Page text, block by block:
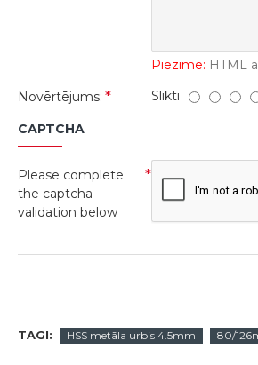
Piezīme: HTML
Novērtējums:
Slikti
CAPTCHA
Please complete
the captcha
validation below
TAGI: HSS metāla urbis 4.5mm 80/